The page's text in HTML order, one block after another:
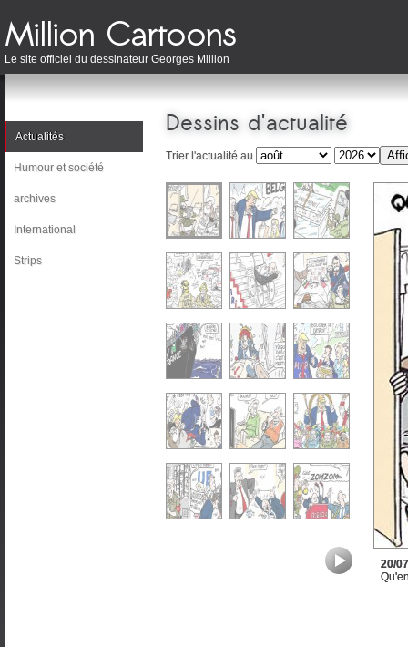
Le site officiel du dessinateur Georges Million
Actualités
Humour et société
archives
International
Strips
Dessins d'actualité
Trier l'actualité au
20/